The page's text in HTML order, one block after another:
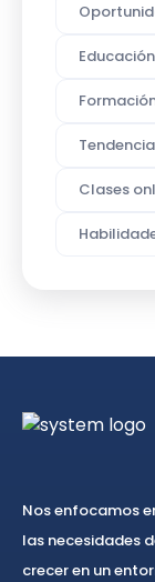
Clases
Nos enfocamos
las necesidades
crecer en un